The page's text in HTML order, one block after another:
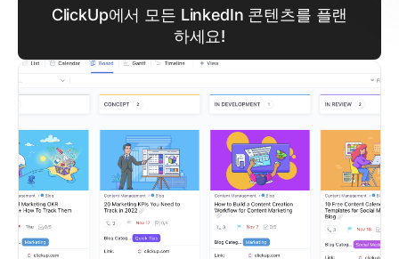
ClickUp에서 모든 LinkedIn 콘텐츠를 플랜
하세요!